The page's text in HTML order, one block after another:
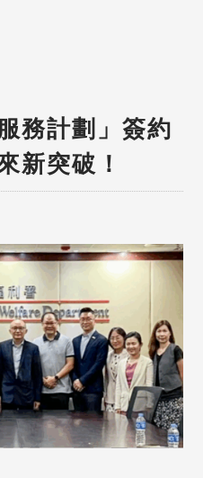
務計劃」簽約
新突破！